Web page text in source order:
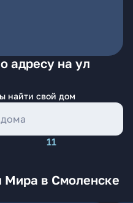
адресу на ул
найти свой дом
11
в Смоленске